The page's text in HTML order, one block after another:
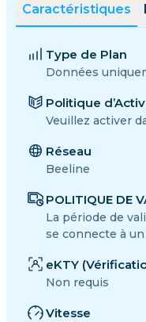
Caractéristiques
Type de Plan
Données
Politique
Veuillez activer
Réseau
Beeline
POLITIQUE DE
La période de
se connecte à
eKTY
Non requis
Vitesse